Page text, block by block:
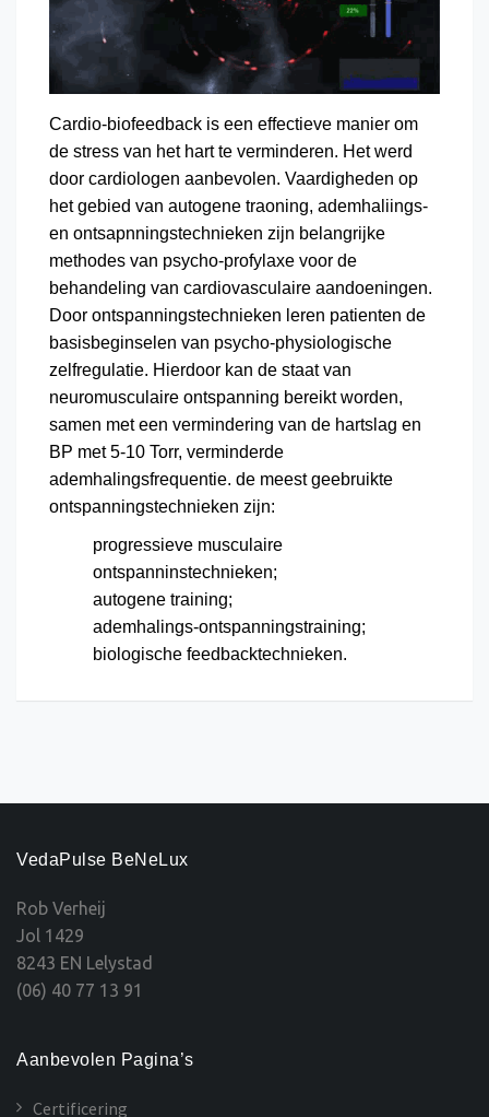
Cardio-biofeedback is een effectieve manier om
de stress van het hart te verminderen. Het werd
door cardiologen aanbevolen. Vaardigheden op
het gebied van autogene traoning, ademhaliings-
en ontsapnningstechnieken zijn belangrijke
methodes van psycho-profylaxe voor de
behandeling van cardiovasculaire aandoeningen.
Door ontspanningstechnieken leren patienten de
basisbeginselen van psycho-physiologische
zelfregulatie. Hierdoor kan de staat van
neuromusculaire ontspanning bereikt worden,
samen met een vermindering van de hartslag en
BP met 5-10 Torr, verminderde
ademhalingsfrequentie. de meest geebruikte
ontspanningstechnieken zijn:
progressieve musculaire
ontspanninstechnieken;
autogene training;
ademhalings-ontspanningstraining;
biologische feedbacktechnieken.
VedaPulse BeNeLux
Rob Verheij
Jol 1429
8243 EN Lelystad
(06) 40 77 13 91
Aanbevolen Pagina’s
Certificering